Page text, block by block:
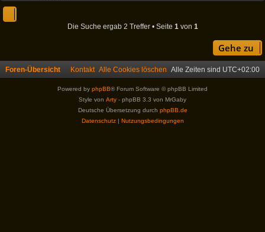
Die Suche ergab 2 Treffer • Seite 1von 1
Gehe zu
Foren-Übersicht Alle Zeiten sind UTC+02:00
Alle Cookies löschen
Kontakt
Powered by phpBB® Forum Software © phpBB Limited
Style von Arty - phpBB 3.3 von MrGaby
Deutsche Übersetzung durch phpBB.de
Datenschutz| Nutzungsbedingungen